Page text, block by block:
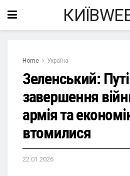
Home Україна
Зеленський:
завершення
армія та
втомилися
22.01.2026